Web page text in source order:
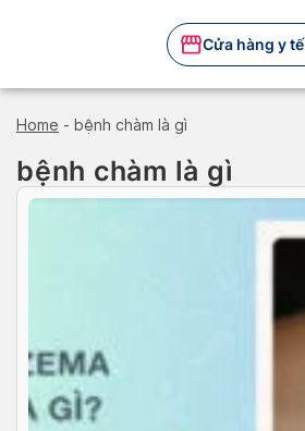
Cửa hàng y tế
Home - bệnh chàm là gì
bệnh chàm là gì